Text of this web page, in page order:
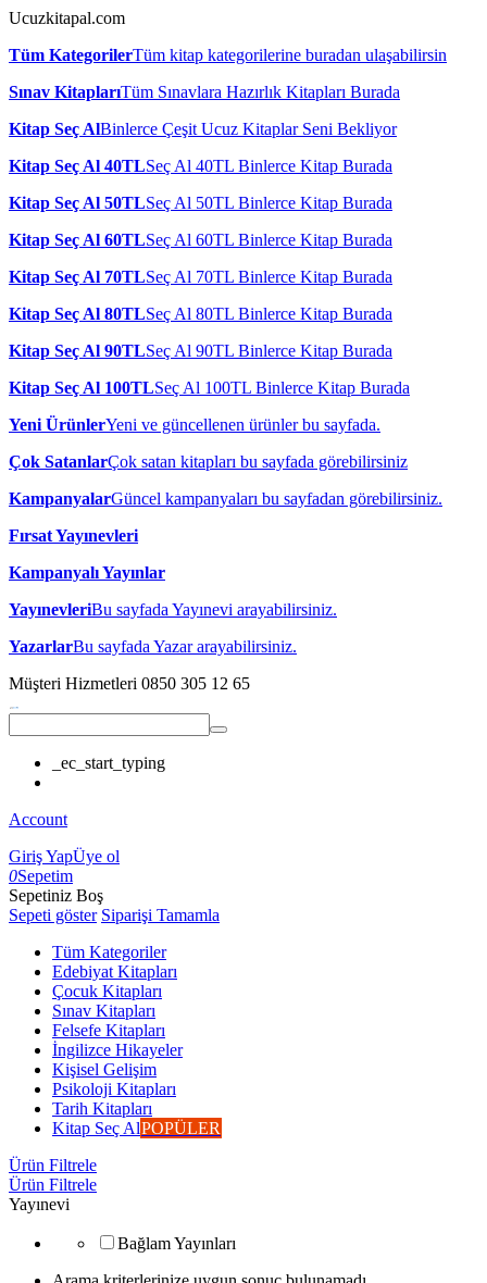
Ucuzkitapal.com
Tüm KategorilerTüm kitap kategorilerine buradan ulaşabilirsin
Sınav KitaplarıTüm Sınavlara Hazırlık Kitapları Burada
Kitap Seç AlBinlerce Çeşit Ucuz Kitaplar Seni Bekliyor
Kitap Seç Al 40TLSeç Al 40TL Binlerce Kitap Burada
Kitap Seç Al 50TLSeç Al 50TL Binlerce Kitap Burada
Kitap Seç Al 60TLSeç Al 60TL Binlerce Kitap Burada
Kitap Seç Al 70TLSeç Al 70TL Binlerce Kitap Burada
Kitap Seç Al 80TLSeç Al 80TL Binlerce Kitap Burada
Kitap Seç Al 90TLSeç Al 90TL Binlerce Kitap Burada
Kitap Seç Al 100TLSeç Al 100TL Binlerce Kitap Burada
Yeni ÜrünlerYeni ve güncellenen ürünler bu sayfada.
Çok SatanlarÇok satan kitapları bu sayfada görebilirsiniz
KampanyalarGüncel kampanyaları bu sayfadan görebilirsiniz.
Fırsat Yayınevleri
Kampanyalı Yayınlar
YayınevleriBu sayfada Yayınevi arayabilirsiniz.
YazarlarBu sayfada Yazar arayabilirsiniz.
Müşteri Hizmetleri 0850 305 12 65
_ec_start_typing
Account
Giriş YapÜye ol
0Sepetim
Sepetiniz Boş
Sepeti göster Siparişi Tamamla
Tüm Kategoriler
Edebiyat Kitapları
Çocuk Kitapları
Sınav Kitapları
Felsefe Kitapları
İngilizce Hikayeler
Kişisel Gelişim
Psikoloji Kitapları
Tarih Kitapları
Kitap Seç AlPOPÜLER
Ürün Filtrele
Ürün Filtrele
Yayınevi
Bağlam Yayınları